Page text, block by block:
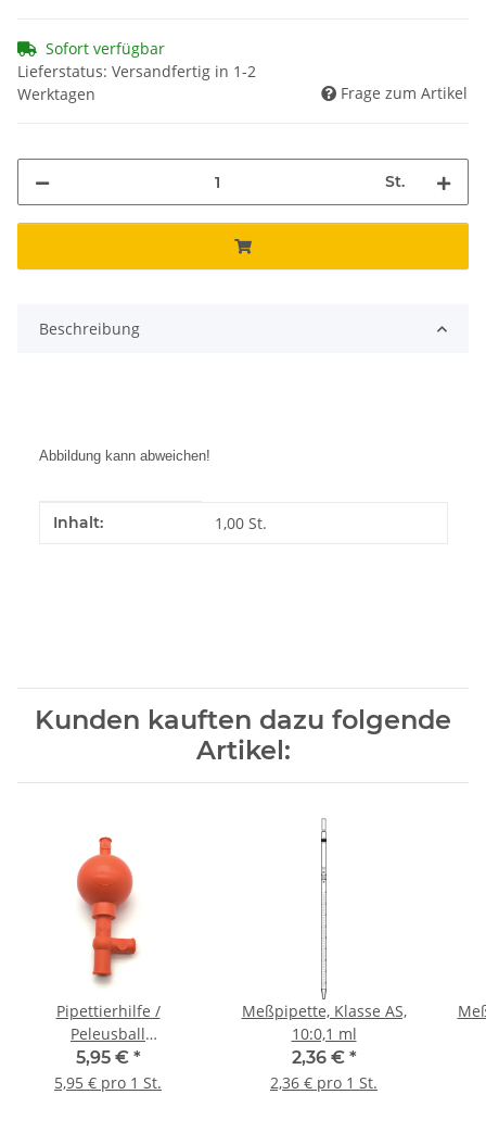
Sofort verfügbar
Lieferstatus: Versandfertig in 1-2
Werktagen
Frage zum Artikel
St.
Beschreibung
Abbildung kann abweichen!
Produkteigenschaft
Wert
Inhalt: 1,00 St.
Kunden kauften dazu folgende
Artikel:
Pipettierhilfe /
Peleusball
Normal/Standard-
Modell
5,95 € *
5,95 € pro 1 St.
Meßpipette, Klasse AS,
10:0,1 ml
2,36 € *
2,36 € pro 1 St.